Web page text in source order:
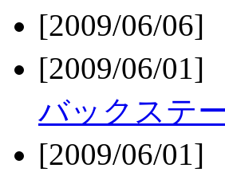
[2009/06/06]
[2009/06/01]
バックステ
[2009/06/01]